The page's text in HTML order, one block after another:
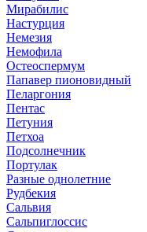
Мирабилис
Настурция
Немезия
Немофила
Остеоспермум
Папавер пионовидный
Пеларгония
Пентас
Петуния
Петхоа
Подсолнечник
Портулак
Разные однолетние
Рудбекия
Сальвия
Сальпиглоссис